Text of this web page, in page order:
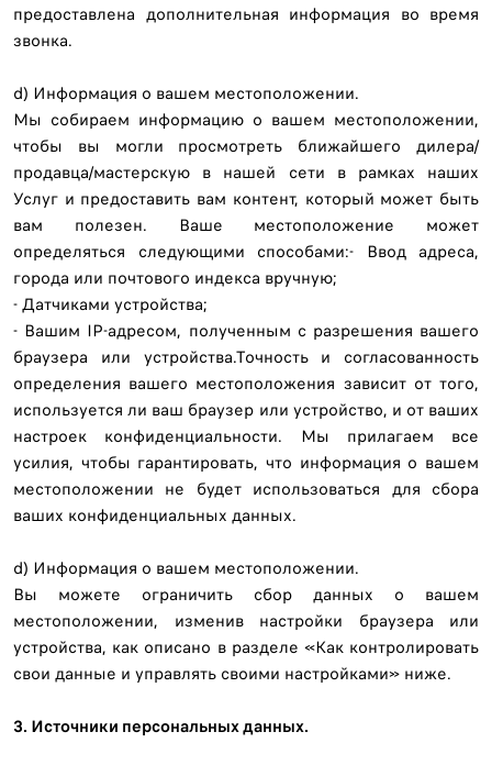
предоставлена ​​дополнительная информация во время
звонка.
d) Информация о вашем местоположении.
Мы собираем информацию о вашем местоположении,
чтобы вы могли просмотреть ближайшего дилера/
продавца/мастерскую в нашей сети в рамках наших
Услуг и предоставить вам контент, который может быть
вам полезен. Ваше местоположение может
определяться следующими способами:- Ввод адреса,
города или почтового индекса вручную;
- Датчиками устройства;
- Вашим IP-адресом, полученным с разрешения вашего
браузера или устройства.Точность и согласованность
определения вашего местоположения зависит от того,
используется ли ваш браузер или устройство, и от ваших
настроек конфиденциальности. Мы прилагаем все
усилия, чтобы гарантировать, что информация о вашем
местоположении не будет использоваться для сбора
ваших конфиденциальных данных.
d) Информация о вашем местоположении.
Вы можете ограничить сбор данных о вашем
местоположении, изменив настройки браузера или
устройства, как описано в разделе «Как контролировать
свои данные и управлять своими настройками» ниже.
3. Источники персональных данных.